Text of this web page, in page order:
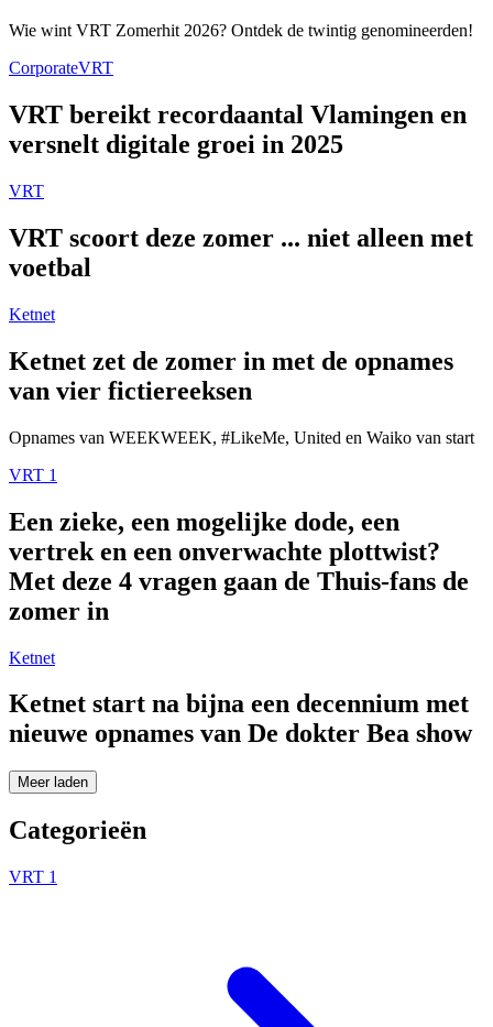
Wie wint VRT Zomerhit 2026? Ontdek de twintig genomineerden!
CorporateVRT
VRT bereikt recordaantal Vlamingen en
versnelt digitale groei in 2025
VRT
VRT scoort deze zomer ... niet alleen met
voetbal
Ketnet
Ketnet zet de zomer in met de opnames
van vier fictiereeksen
Opnames van WEEKWEEK, #LikeMe, United en Waiko van start
VRT 1
Een zieke, een mogelijke dode, een
vertrek en een onverwachte plottwist?
Met deze 4 vragen gaan de Thuis-fans de
zomer in
Ketnet
Ketnet start na bijna een decennium met
nieuwe opnames van De dokter Bea show
Meer laden
Categorieën
VRT 1